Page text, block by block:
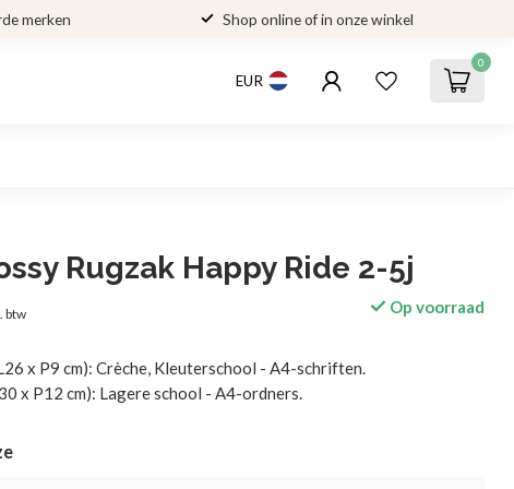
merken Shop online of in onze winkel
EUR
0
Rugzak Happy Ride 2-5j
btw Op voorraad
x P9 cm): Crèche, Kleuterschool - A4-schriften.
x P12 cm): Lagere school - A4-ordners.